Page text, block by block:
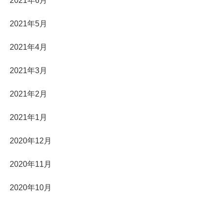
2021年5月
2021年4月
2021年3月
2021年2月
2021年1月
2020年12月
2020年11月
2020年10月